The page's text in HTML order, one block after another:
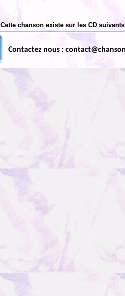
Cette chanson existe sur les CD
Contactez nous :